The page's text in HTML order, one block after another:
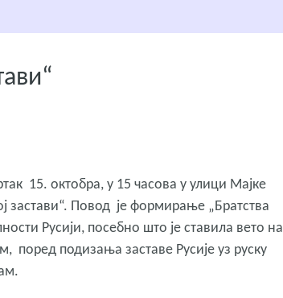
15. октобра, у 15 часова у улици Мајке
застави“. Повод је формирање „Братства
Русији, посебно што је ставила вето на
поред подизања заставе Русије уз руску